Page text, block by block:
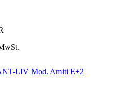
LIV Mod. Amiti E+2